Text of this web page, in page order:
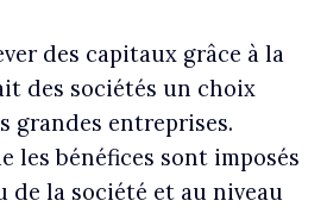
des capitaux grâce à la
des sociétés un choix
grandes entreprises.
les bénéfices sont imposés
de la société et au niveau